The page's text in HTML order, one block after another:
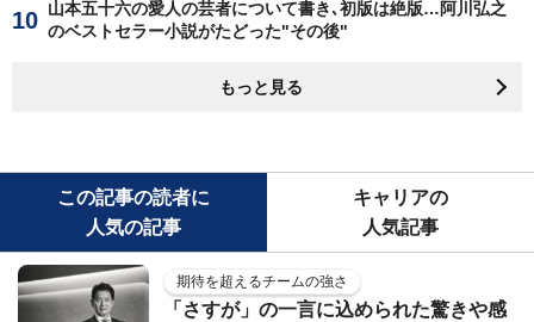
山本五十六の愛人の芸者について書き､初版は絶版…阿川弘之
のベストセラー小説がたどった"その後"
もっと見る
この記事の読者に
人気の記事
キャリアの
人気記事
期待を超えるチームの強さ
「さすが」の一言に込められた驚きや感